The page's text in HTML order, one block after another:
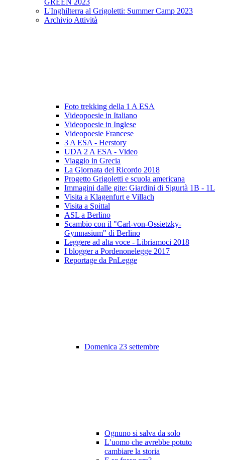
GREEN 2023
L'Inghilterra al Grigoletti: Summer Camp 2023
Archivio Attività
Foto trekking della 1 A ESA
Videopoesie in Italiano
Videopoesie in Inglese
Videopoesie Francese
3 A ESA - Herstory
UDA 2 A ESA - Video
Viaggio in Grecia
La Giornata del Ricordo 2018
Progetto Grigoletti e scuola americana
Immagini dalle gite: Giardini di Sigurtà 1B - 1L
Visita a Klagenfurt e Villach
Visita a Spittal
ASL a Berlino
Scambio con il "Carl-von-Ossietzky-
Gymnasium" di Berlino
Leggere ad alta voce - Libriamoci 2018
I blogger a Pordenonelegge 2017
Reportage da PnLegge
Domenica 23 settembre
Ognuno si salva da solo
L’uomo che avrebbe potuto
cambiare la storia